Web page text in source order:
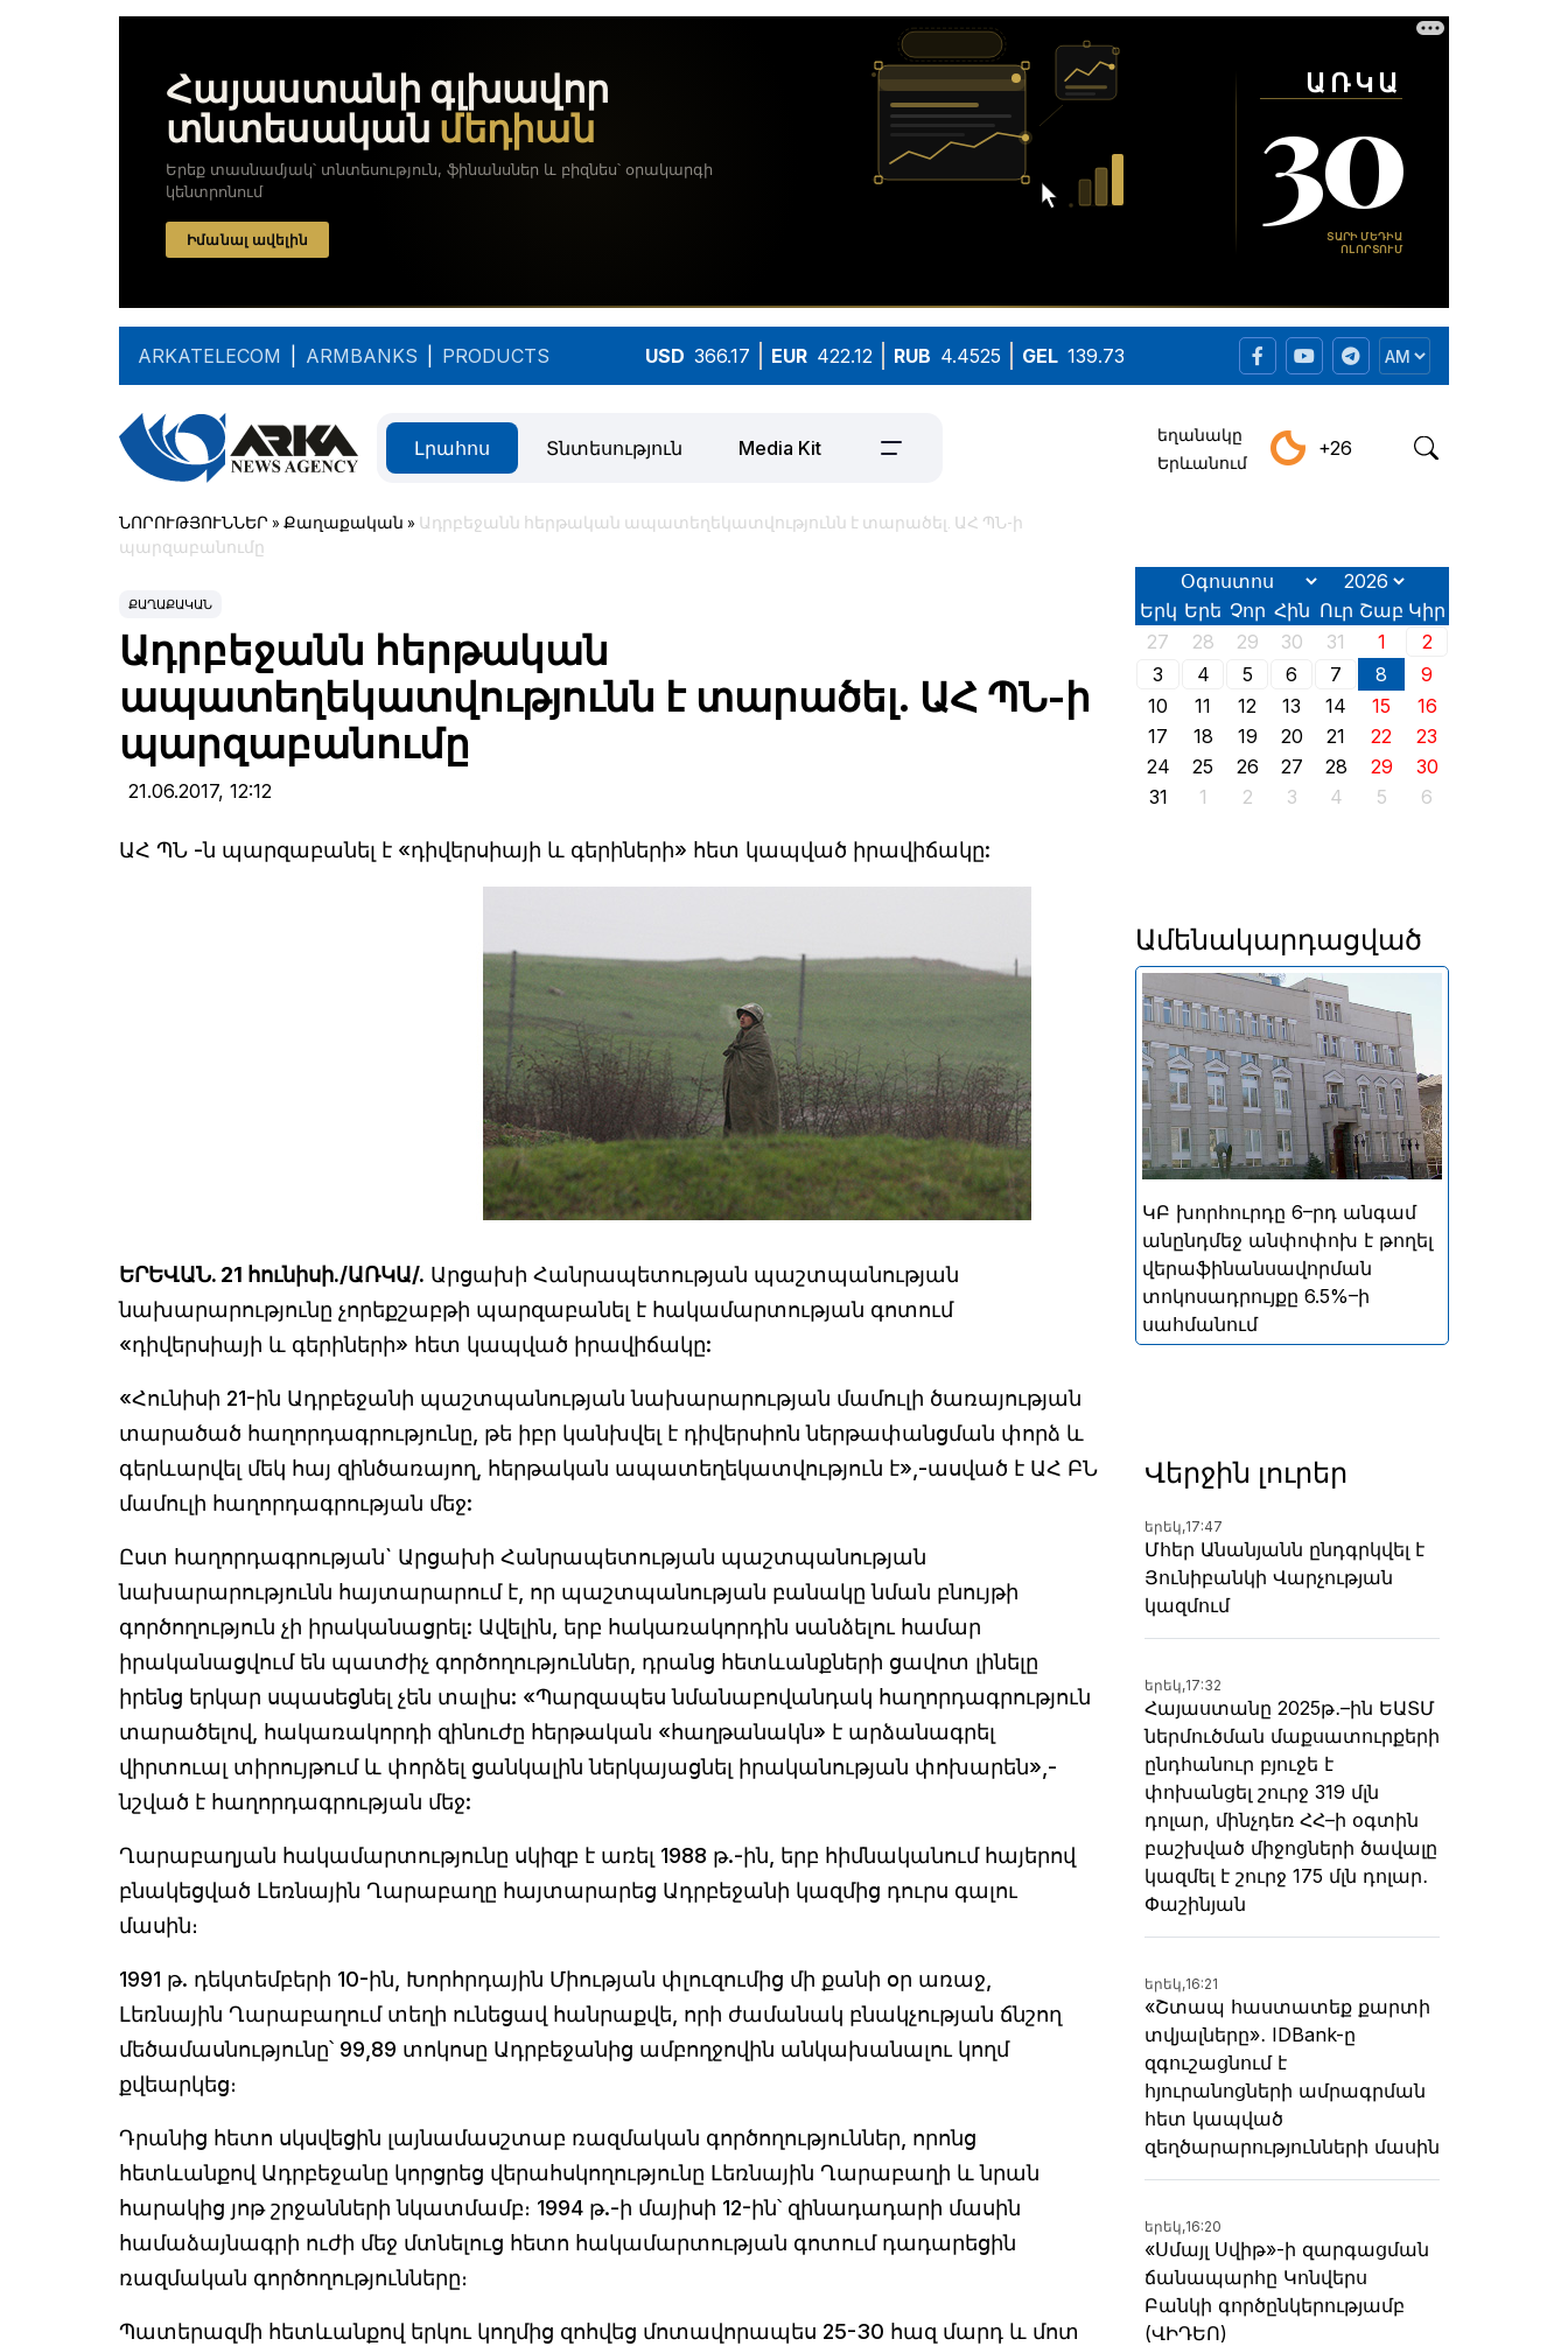
ARKATELECOM ARMBANKS PRODUCTS USD 366.17 EUR 422.12 RUB 4.4525 GEL 139.73
Լրահոս Տնտեսություն Media Kit
եղանակը
Երևանում
+26
ՆՈՐՈՒԹՅՈՒՆՆԵՐ » Քաղաքական » Ադրբեջանն հերթական ապատեղեկատվությունն է տարածել. ԱՀ ՊՆ-ի
պարզաբանումը
ՔԱՂԱՔԱԿԱՆ
Ադրբեջանն հերթական
ապատեղեկատվությունն է տարածել. ԱՀ ՊՆ-ի
պարզաբանումը
21.06.2017, 12:12
ԱՀ ՊՆ -ն պարզաբանել է «դիվերսիայի և գերիների» հետ կապված իրավիճակը:
ԵՐԵՎԱՆ. 21 հունիսի./ԱՌԿԱ/. Արցախի Հանրապետության պաշտպանության
նախարարությունը չորեքշաբթի պարզաբանել է հակամարտության գոտում
«դիվերսիայի և գերիների» հետ կապված իրավիճակը:
«Հունիսի 21-ին Ադրբեջանի պաշտպանության նախարարության մամուլի ծառայության
տարածած հաղորդագրությունը, թե իբր կանխվել է դիվերսիոն ներթափանցման փորձ և
գերևարվել մեկ հայ զինծառայող, հերթական ապատեղեկատվություն է»,-ասված է ԱՀ ԲՆ
մամուլի հաղորդագրության մեջ:
Ըստ հաղորդագրության` Արցախի Հանրապետության պաշտպանության
նախարարությունն հայտարարում է, որ պաշտպանության բանակը նման բնույթի
գործողություն չի իրականացրել: Ավելին, երբ հակառակորդին սանձելու համար
իրականացվում են պատժիչ գործողություններ, դրանց հետևանքների ցավոտ լինելը
իրենց երկար սպասեցնել չեն տալիս: «Պարզապես նմանաբովանդակ հաղորդագրություն
տարածելով, հակառակորդի զինուժը հերթական «հաղթանակն» է արձանագրել
վիրտուալ տիրույթում և փորձել ցանկալին ներկայացնել իրականության փոխարեն»,-
նշված է հաղորդագրության մեջ:
Ղարաբաղյան հակամարտությունը սկիզբ է առել 1988 թ.-ին, երբ հիմնականում հայերով
բնակեցված Լեռնային Ղարաբաղը հայտարարեց Ադրբեջանի կազմից դուրս գալու
մասին։
1991 թ. դեկտեմբերի 10-ին, Խորհրդային Միության փլուզումից մի քանի օր առաջ,
Լեռնային Ղարաբաղում տեղի ունեցավ հանրաքվե, որի ժամանակ բնակչության ճնշող
մեծամասնությունը՝ 99,89 տոկոսը Ադրբեջանից ամբողջովին անկախանալու կողմ
քվեարկեց։
Դրանից հետո սկսվեցին լայնամասշտաբ ռազմական գործողություններ, որոնց
հետևանքով Ադրբեջանը կորցրեց վերահսկողությունը Լեռնային Ղարաբաղի և նրան
հարակից յոթ շրջանների նկատմամբ։ 1994 թ.-ի մայիսի 12-ին՝ զինադադարի մասին
համաձայնագրի ուժի մեջ մտնելուց հետո հակամարտության գոտում դադարեցին
ռազմական գործողությունները։
Պատերազմի հետևանքով երկու կողմից զոհվեց մոտավորապես 25-30 հազ մարդ և մոտ
Երկ Երե Չոր Հին Ուր Շաբ Կիր
27
28 29 30 31 1
2
3
4 5 6 7 8
9
10
11 12 13 14 15
16
17
18 19 20 21 22
23
24
25 26 27 28 29
30
31
1 2 3 4 5 6
Ամենակարդացված
Անփոփոխ են մնացել նաև
լոմբարդային ռեպոն՝ 8% և
դրամական միջոցների
ներգրավման տոկոսադրույքը՝
5%
ԿԲ խորհուրդը 6–րդ անգամ
անընդմեջ անփոփոխ է թողել
վերաֆինանսավորման
տոկոսադրույքը 6.5%–ի
սահմանում
Վերջին լուրեր
երեկ,17:47
Մհեր Անանյանն ընդգրկվել է
Յունիբանկի Վարչության
կազմում
երեկ,17:32
Հայաստանը 2025թ․–ին ԵԱՏՄ
ներմուծման մաքսատուրքերի
ընդհանուր բյուջե է
փոխանցել շուրջ 319 մլն
դոլար, մինչդեռ ՀՀ–ի օգտին
բաշխված միջոցների ծավալը
կազմել է շուրջ 175 մլն դոլար․
Փաշինյան
երեկ,16:21
«Շտապ հաստատեք քարտի
տվյալները»․ IDBank-ը
զգուշացնում է
հյուրանոցների ամրագրման
հետ կապված
զեղծարարությունների մասին
երեկ,16:20
«Սմայլ Սվիթ»-ի զարգացման
ճանապարհը Կոնվերս
Բանկի գործընկերությամբ
(ՎԻԴԵՈ)